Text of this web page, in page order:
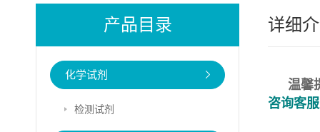
产品目录
化学试剂
检测试剂
详细
温馨
咨询客